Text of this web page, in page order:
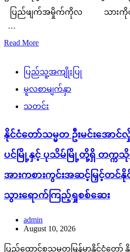
ပြည်ဖျက်အမှိုက်ကိုလ သားကို
…
Read More
ပြည်သူ့အကျိုးပြု
မူလစာမျက်နှာ
သတင်း
နိုင်ငံတော်သမ္မတ ဦးမင်းအော
ပင်မြို့နှင့် ပုသိမ်မြို့တို့ရှိ တက္ကသို
အားကစားကွင်းအဆင့်မြှင့်တင်နို
သွားရောက်ကြည့်ရှုစစ်ဆေး
admin
August 10, 2026
ပြည်ထောင်စုသမ္မတမြန်မာနိုင်ငံတော်